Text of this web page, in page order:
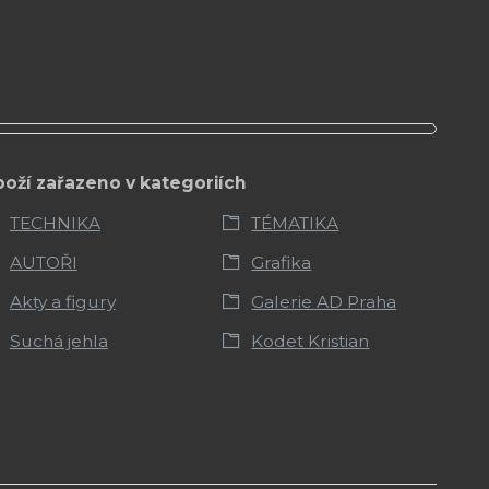
zařazeno v kategoriích
TECHNIKA
TÉMATIKA
AUTOŘI
Grafika
Akty a figury
Galerie AD Praha
Suchá jehla
Kodet Kristian